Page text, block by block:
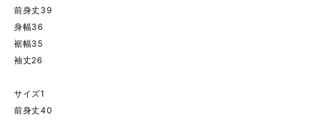
前身丈39
身幅36
裾幅35
袖丈26
サイズ1
前身丈40